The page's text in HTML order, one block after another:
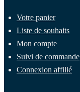
Votre panier
Liste de souhaits
Mon compte
Suivi de commande
Connexion affilié